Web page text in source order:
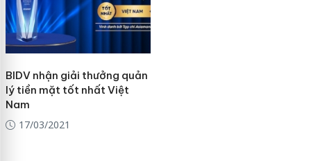
BIDV nhận giải thưởng quản
lý tiền mặt tốt nhất Việt
Nam
17/03/2021